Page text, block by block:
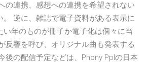
の連携、感想への連携を希望されない
。 逆に、雑誌で電子資料がある表示に
い年のものが冊子か電子化は個々に当
反響を呼び、オリジナル曲も発表する
後の配信予定などは、Phony Pplの日本